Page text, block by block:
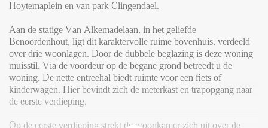
Hoytemaplein en van park Clingendael.
Aan de statige Van Alkemadelaan, in het geliefde
Benoordenhout, ligt dit karaktervolle ruime bovenhuis, verdeeld
over drie woonlagen. Door de dubbele beglazing is deze woning
muisstil. Via de voordeur op de begane grond betreedt u de
woning. De nette entreehal biedt ruimte voor een fiets of
kinderwagen. Hier bevindt zich de meterkast en trapopgang naar
de eerste verdieping.
Op de eerste verdieping strekt de woonkamer zich uit over de
Reviews
Werken bij
CONTACT
Den Haag